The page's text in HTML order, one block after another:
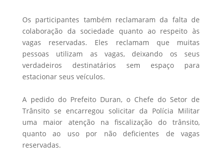
Os participantes também reclamaram da falta de
colaboração da sociedade quanto ao respeito às
vagas reservadas. Eles reclamam que muitas
pessoas utilizam as vagas, deixando os seus
verdadeiros destinatários sem espaço para
estacionar seus veículos.
A pedido do Prefeito Duran, o Chefe do Setor de
Trânsito se encarregou solicitar da Polícia Militar
uma maior atenção na fiscalização do trânsito,
quanto ao uso por não deficientes de vagas
reservadas.